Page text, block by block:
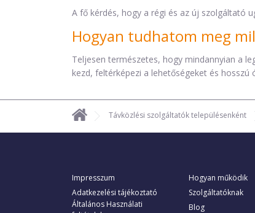
A fő kérdés, hogy a régi és az új szolgáltató
Hogyan tudhatom meg
Teljesen természetes, hogy mindannyian a
kezd, feltérképezi a lehetőségeket és
Távközlési szolgáltatók településenként
Impresszum
Adatkezelési tájékoztató
Általános Használati
Hogyan működik
Szolgáltatóknak
Blog